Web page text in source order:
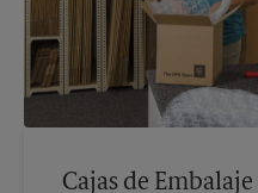
Cajas de